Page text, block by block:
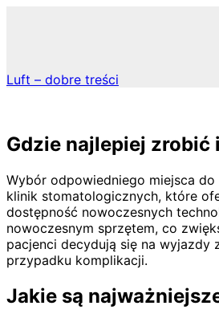
Luft – dobre treści
Gdzie najlepiej zrobić
Wybór odpowiedniego miejsca
klinik stomatologicznych, które
dostępność nowoczesnych
nowoczesnym sprzętem, co
pacjenci decydują się na wyjazdy
przypadku komplikacji.
Jakie są